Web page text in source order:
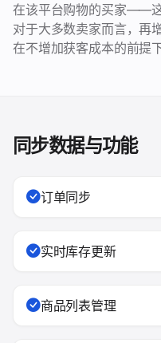
在该平台购物的买家——这
对于大多数卖家而言，再
在不增加获客成本的前提
同步数据与功能
订单同步
实时库存更新
商品列表管理